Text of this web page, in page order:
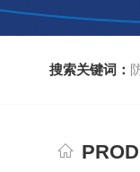
搜索关键词：